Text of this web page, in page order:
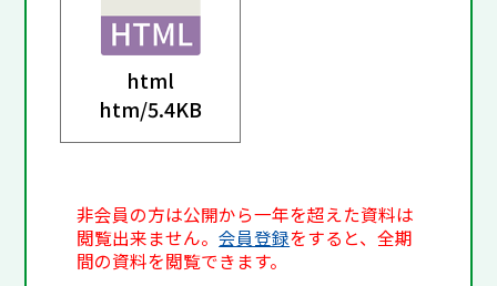
html
htm/5.4KB
非会員の方は公開から一年を超えた資料は
閲覧出来ません。会員登録をすると、全期
間の資料を閲覧できます。